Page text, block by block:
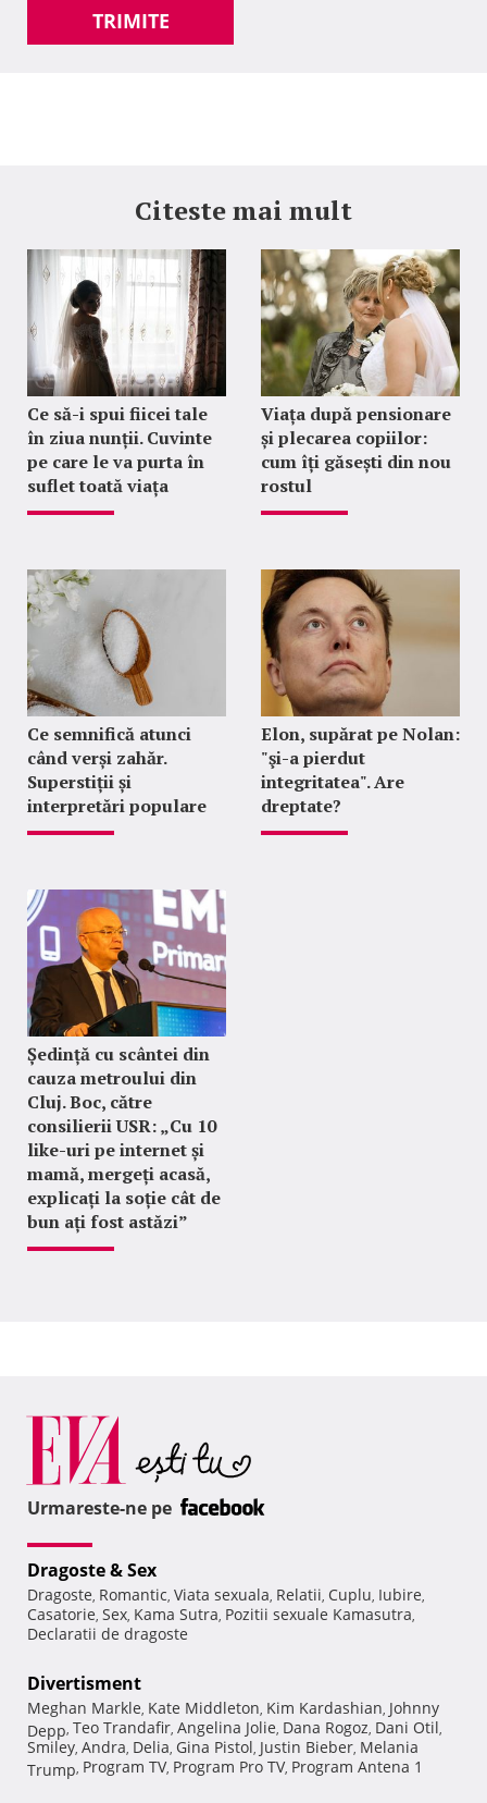
TRIMITE
Citeste mai mult
Ce să-i spui fiicei tale
în ziua nunții. Cuvinte
pe care le va purta în
suflet toată viața
Viața după pensionare
și plecarea copiilor:
cum îți găsești din nou
rostul
Ce semnifică atunci
când verși zahăr.
Superstiții și
interpretări populare
Elon, supărat pe Nolan:
"şi-a pierdut
integritatea". Are
dreptate?
Ședință cu scântei din
cauza metroului din
Cluj. Boc, către
consilierii USR: „Cu 10
like-uri pe internet și
mamă, mergeți acasă,
explicați la soție cât de
bun ați fost astăzi”
Urmareste-ne pe
Dragoste & Sex
Dragoste, Romantic, Viata sexuala, Relatii, Cuplu, Iubire,
Casatorie, Sex, Kama Sutra, Pozitii sexuale Kamasutra,
Declaratii de dragoste
Divertisment
Meghan Markle, Kate Middleton, Kim Kardashian, Johnny
Depp, Teo Trandafir, Angelina Jolie, Dana Rogoz, Dani Otil,
Smiley, Andra, Delia, Gina Pistol, Justin Bieber, Melania
Trump, Program TV, Program Pro TV, Program Antena 1